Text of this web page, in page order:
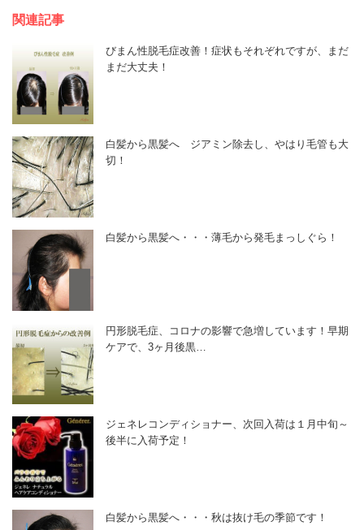
関連記事
びまん性脱毛症改善！症状もそれぞれですが、まだ
まだ大丈夫！
白髪から黒髪へ ジアミン除去し、やはり毛管も大
切！
白髪から黒髪へ・・・薄毛から発毛まっしぐら！
円形脱毛症、コロナの影響で急増しています！早期
ケアで、3ヶ月後黒…
ジェネレコンディショナー、次回入荷は１月中旬～
後半に入荷予定！
白髪から黒髪へ・・・秋は抜け毛の季節です！